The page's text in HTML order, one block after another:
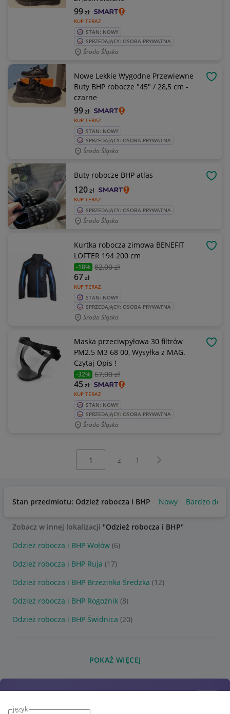
język
KUP TERAZ
99zł
STAN: NOWY
SPRZEDAJĄCY: OSOBA PRYWATNA
Środa Śląska
Nowe Lekkie Wygodne Przewiewne
Buty BHP robocze "45" / 28,5 cm -
czarne
KUP TERAZ
99zł
STAN: NOWY
SPRZEDAJĄCY: OSOBA PRYWATNA
Środa Śląska
Buty robocze BHP atlas
KUP TERAZ
120zł
SPRZEDAJĄCY: OSOBA PRYWATNA
Środa Śląska
Kurtka robocza zimowa BENEFIT
LOFTER 194 200 cm
-18% 82,00 zł
KUP TERAZ
67zł
STAN: NOWY
SPRZEDAJĄCY: OSOBA PRYWATNA
Środa Śląska
Maska przeciwpyłowa 30 filtrów
PM2.5 M3 68 00, Wysyłka z MAG.
Czytaj Opis !
-32% 67,00 zł
KUP TERAZ
45zł
STAN: NOWY
SPRZEDAJĄCY: OSOBA PRYWATNA
Środa Śląska
z 1 Następna strona
Stan przedmiotu: Odzież robocza i BHP Nowy Bardzo
Zobacz w innej lokalizacji "Odzież robocza i BHP"
Odzież robocza i BHP Wołów (6)
Odzież robocza i BHP Ruja (17)
Odzież robocza i BHP Brzezinka Średzka (12)
Odzież robocza i BHP Rogoźnik (8)
Odzież robocza i BHP Świdnica (20)
POKAŻ WIĘCEJ